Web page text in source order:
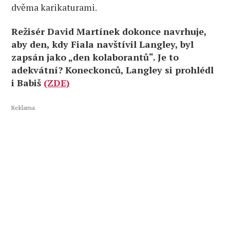
dvěma karikaturami.
Režisér David Martínek dokonce navrhuje,
aby den, kdy Fiala navštívil Langley, byl
zapsán jako „den kolaborantů“. Je to
adekvátní? Koneckonců, Langley si prohlédl
i Babiš (ZDE)
Reklama